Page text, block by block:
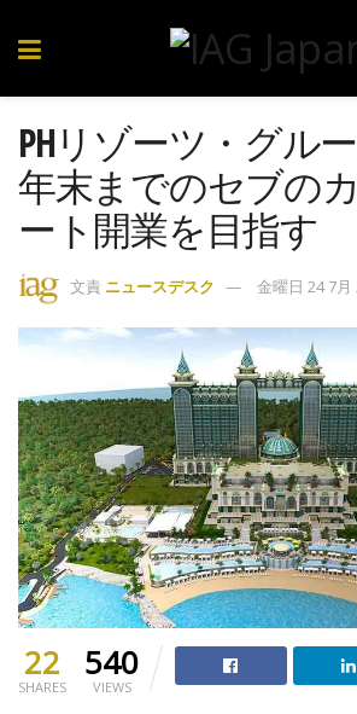
PHリゾーツ・グル
年末までのセブの
ート開業を目指す
文責 ニュースデスク 金曜日 24 7月
22
SHARES
540
VIEWS